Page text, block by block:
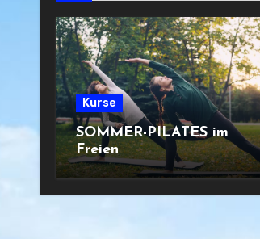
Kurse
SOMMER-PILATES im
Freien